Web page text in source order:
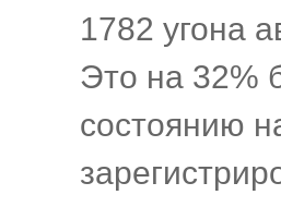
1782 угона
Это на 32%
состоянию